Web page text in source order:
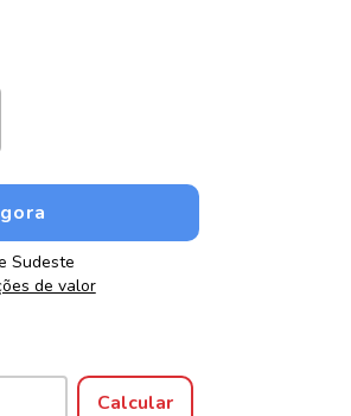
Sudeste
de valor
Calcular